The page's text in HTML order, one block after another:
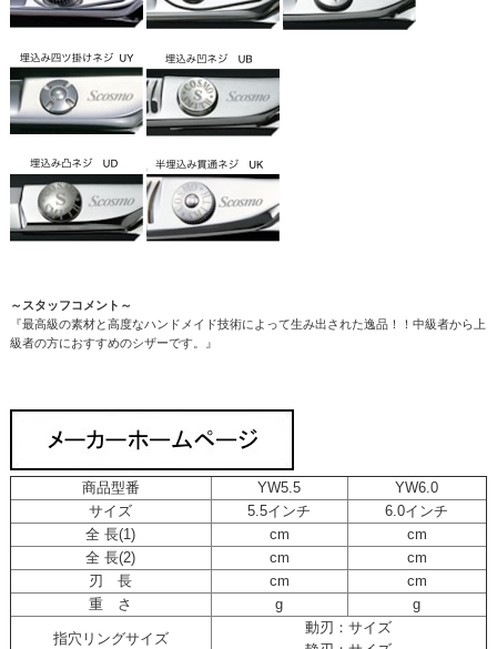
～スタッフコメント～
『最高級の素材と高度なハンドメイド技術によって生み出された逸品！！中級者から上
級者の方におすすめのシザーです。』
商品型番 YW5.5
YW6.0
サイズ
5.5インチ
6.0インチ
全 長(1)
cm
cm
全 長(2)
cm
cm
刃 長
cm
cm
重 さ
g g
指穴リングサイズ
動刃：サイズ